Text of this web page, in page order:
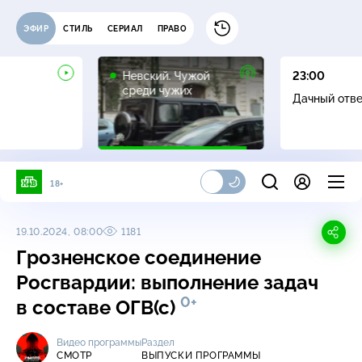
ЭФИР СТИЛЬ СЕРИАЛ ПРАВО
Невский. Чужой
среди чужих
16+
23:00
Дачный
18+
19.10.2024, 08:00 1181
Грозненское соединение
Росгвардии: выполнение задач
в составе ОГВ(с) 0+
Видео программы
СМОТР
Раздел
ВЫПУСКИ ПРОГРАММЫ